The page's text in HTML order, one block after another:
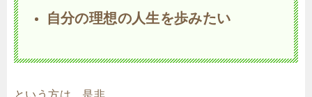
自分の理想の人生を歩みたい